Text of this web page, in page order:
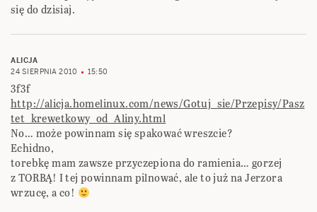
się do dzisiaj.
ALICJA
24 SIERPNIA 2010
15:50
3f3f
http://alicja.homelinux.com/news/Gotuj_sie/Przepisy/Pasz
tet_krewetkowy_od_Aliny.html
No… może powinnam się spakować wreszcie?
Echidno,
torebkę mam zawsze przyczepiona do ramienia… gorzej
z TORBĄ! I tej powinnam pilnować, ale to już na Jerzora
wrzucę, a co!